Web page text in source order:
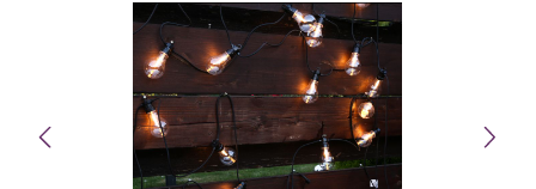
Bildergalerie überspringen